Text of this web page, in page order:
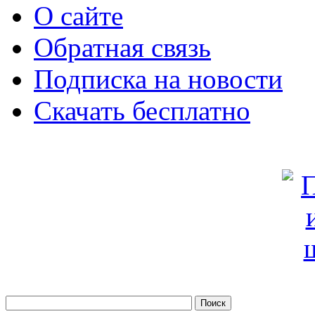
О сайте
Обратная связь
Подписка на новости
Скачать бесплатно